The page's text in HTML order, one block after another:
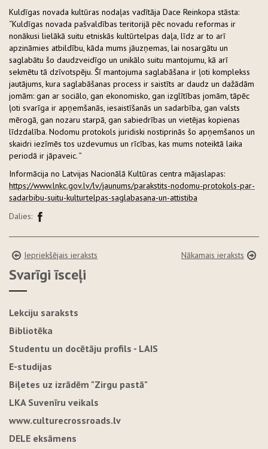
Kuldīgas novada kultūras nodaļas vadītāja Dace Reinkopa stāsta:
“Kuldīgas novada pašvaldības teritorijā pēc novadu reformas ir
nonākusi lielākā suitu etniskās kultūrtelpas daļa, līdz ar to arī
apzināmies atbildību, kāda mums jāuzņemas, lai nosargātu un
saglabātu šo daudzveidīgo un unikālo suitu mantojumu, kā arī
sekmētu tā dzīvotspēju. Šī mantojuma saglabāšana ir ļoti komplekss
jautājums, kura saglabāšanas process ir saistīts ar daudz un dažādām
jomām: gan ar sociālo, gan ekonomisko, gan izglītības jomām, tāpēc
ļoti svarīga ir apņemšanās, iesaistīšanās un sadarbība, gan valsts
mērogā, gan nozaru starpā, gan sabiedrības un vietējas kopienas
līdzdalība. Nodomu protokols juridiski nostiprinās šo apņemšanos un
skaidri iezīmēs tos uzdevumus un rīcības, kas mums noteiktā laika
periodā ir jāpaveic. ”
Informācija no Latvijas Nacionālā Kultūras centra mājaslapas:
https://www.lnkc.gov.lv/lv/jaunums/parakstits-nodomu-protokols-par-
sadarbibu-suitu-kulturtelpas-saglabasana-un-attistiba
Dalies:
Iepriekšējais ieraksts Nākamais ieraksts
Svarīgi īsceļi
Lekciju saraksts
Bibliotēka
Studentu un docētāju profils - LAIS
E-studijas
Biļetes uz izrādēm "Zirgu pastā"
LKA Suvenīru veikals
www.culturecrossroads.lv
DELE eksāmens